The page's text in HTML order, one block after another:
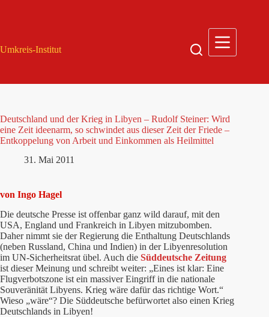
Umkreis-Institut
Deutschland und der Krieg in Libyen – Rudolf Steiner: Wird
eine Zeit ideenarm, so schwindet aus dieser Zeit der Friede –
Entkoppelung von Arbeit und Einkommen als Heilmittel
31. Mai 2011
von Ingo Hagel
Die deutsche Presse ist offenbar ganz wild darauf, mit den
USA, England und Frankreich in Libyen mitzubomben.
Daher nimmt sie der Regierung die Enthaltung Deutschlands
(neben Russland, China und Indien) in der Libyenresolution
im UN-Sicherheitsrat übel. Auch die Süddeutsche Zeitung
ist dieser Meinung und schreibt weiter: „Eines ist klar: Eine
Flugverbotszone ist ein massiver Eingriff in die nationale
Souveränität Libyens. Krieg wäre dafür das richtige Wort.“
Wieso „wäre“? Die Süddeutsche befürwortet also einen Krieg
Deutschlands in Libyen!